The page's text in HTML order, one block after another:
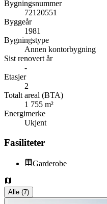
Bygningsnummer
72120551
Byggeår
1981
Bygningstype
Annen kontorbygning
Sist renovert år
-
Etasjer
2
Totalt areal (BTA)
1 755 m²
Energimerke
Ukjent
Fasiliteter
Garderobe
Alle (7)